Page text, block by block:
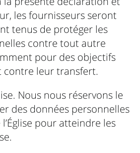
les fournisseurs seront
tenus de protéger les
contre tout autre
pour des objectifs
contre leur transfert.
Nous nous réservons le
des données personnelles
pour atteindre les